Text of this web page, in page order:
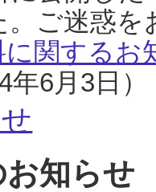
。ご迷惑
に関するお
6月3日）
知らせ